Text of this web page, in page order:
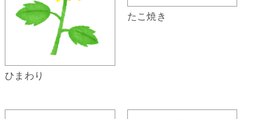
ひまわり
たこ焼き